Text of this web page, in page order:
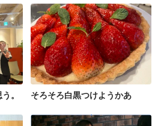
。 そろそろ白黒つけようかあ